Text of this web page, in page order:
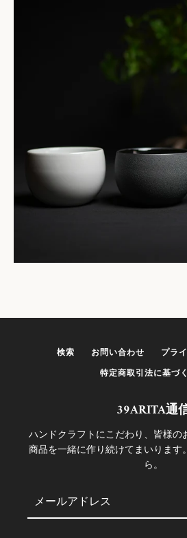
検索 お問い合わせ
プラ
特定商取引法に基づ
39ARITA通
ハンドクラフトにこだわり、皆様
商品を一緒に作り続けてまいりま
ら。